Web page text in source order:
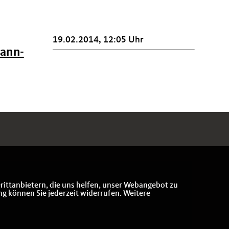
19.02.2014, 12:05 Uhr
die uns helfen, unser Webangebot zu
können Sie jederzeit widerrufen. Weitere